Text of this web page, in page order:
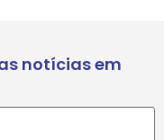
notícias em